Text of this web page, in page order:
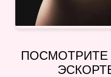
ПОСМОТРИТЕ